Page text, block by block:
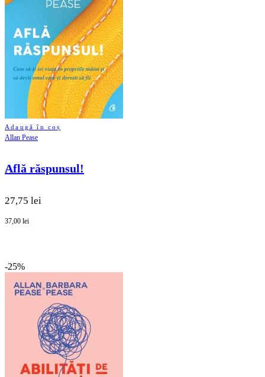
Adaugă în coș
Allan Pease
Află răspunsul!
27,75 lei
37,00 lei
-25%